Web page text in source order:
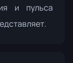
и пульса